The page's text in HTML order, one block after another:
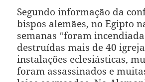
Segundo informação da
bispos alemães, no Egipto
semanas “foram
destruídas mais de 40
instalações eclesiásticas,
foram assassinados e